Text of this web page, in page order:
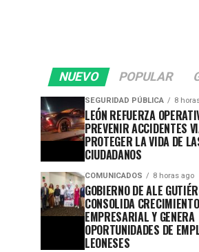
NUEVO POPULAR
SEGURIDAD PÚBLICA 8
LEÓN REFUERZA
PREVENIR ACCIDENTES
PROTEGER LA VIDA DE
CIUDADANOS
COMUNICADOS 8 horas ago
GOBIERNO DE ALE
CONSOLIDA CRECIMIENTO
EMPRESARIAL Y GENERA
OPORTUNIDADES DE
LEONESES